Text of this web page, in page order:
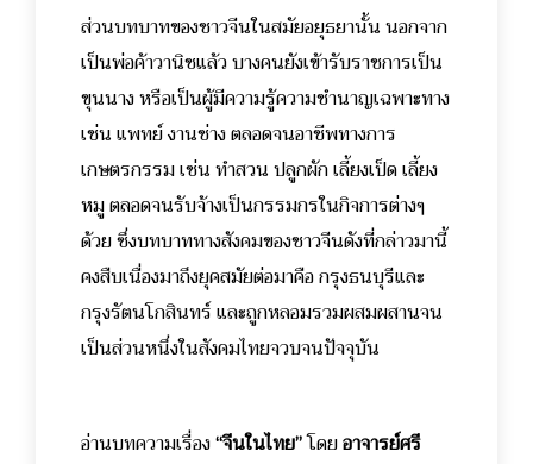
ส่วนบทบาทของชาวจีนในสมัยอยุธยานั้น นอกจาก
เป็นพ่อค้าวานิชแล้ว บางคนยังเข้ารับราชการเป็น
ขุนนาง หรือเป็นผู้มีความรู้ความชำนาญเฉพาะทาง
เช่น แพทย์ งานช่าง ตลอดจนอาชีพทางการ
เกษตรกรรม เช่น ทำสวน ปลูกผัก เลี้ยงเป็ด เลี้ยง
หมู ตลอดจนรับจ้างเป็นกรรมกรในกิจการต่างๆ
ด้วย ซึ่งบทบาททางสังคมของชาวจีนดังที่กล่าวมานี้
คงสืบเนื่องมาถึงยุคสมัยต่อมาคือ กรุงธนบุรีและ
กรุงรัตนโกสินทร์ และถูกหลอมรวมผสมผสานจน
เป็นส่วนหนึ่งในสังคมไทยจวบจนปัจจุบัน
อ่านบทความเรื่อง“จีนในไทย”โดยอาจารย์ศรี